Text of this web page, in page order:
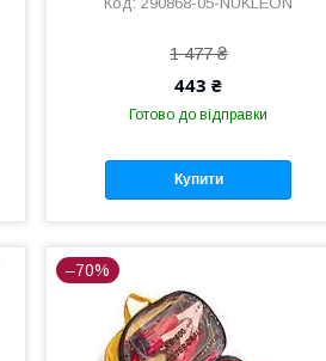
1 477 ₴
443 ₴
Готово до відправки
Купити
–70%